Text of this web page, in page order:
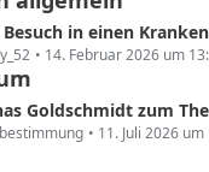
in einen
14. Februar 2026 um
zum Thema
11. Juli 2026 um